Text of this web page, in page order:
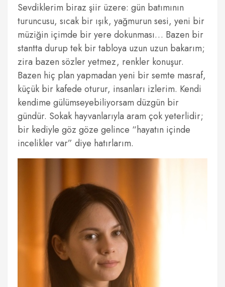
Sevdiklerim biraz şiir üzere: gün batımının
turuncusu, sıcak bir ışık, yağmurun sesi, yeni bir
müziğin içimde bir yere dokunması… Bazen bir
stantta durup tek bir tabloya uzun uzun bakarım;
zira bazen sözler yetmez, renkler konuşur.
Bazen hiç plan yapmadan yeni bir semte masraf,
küçük bir kafede oturur, insanları izlerim. Kendi
kendime gülümseyebiliyorsam düzgün bir
gündür. Sokak hayvanlarıyla aram çok yeterlidir;
bir kediyle göz göze gelince “hayatın içinde
incelikler var” diye hatırlarım.